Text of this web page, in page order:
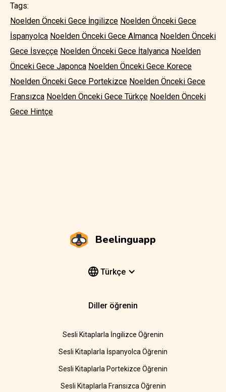
Tags:
Noelden Önceki Gece İngilizce Noelden Önceki Gece
İspanyolca Noelden Önceki Gece Almanca Noelden Önceki
Gece İsveççe Noelden Önceki Gece İtalyanca Noelden
Önceki Gece Japonca Noelden Önceki Gece Korece
Noelden Önceki Gece Portekizce Noelden Önceki Gece
Fransızca Noelden Önceki Gece Türkçe Noelden Önceki
Gece Hintçe
Beelinguapp
Türkçe
Diller öğrenin
Sesli Kitaplarla İngilizce Öğrenin
Sesli Kitaplarla İspanyolca Öğrenin
Sesli Kitaplarla Portekizce Öğrenin
Sesli Kitaplarla Fransızca Öğrenin